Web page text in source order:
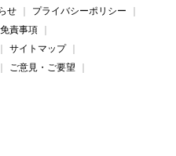
せ
プライバシーポリシー
免責事項
サイトマップ
ご意見・ご要望